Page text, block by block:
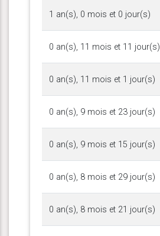
1 an(s), 0 mois et 0 jour(s)
0 an(s), 11 mois et 11 jour(s)
0 an(s), 11 mois et 1 jour(s)
0 an(s), 9 mois et 23 jour(s)
0 an(s), 9 mois et 15 jour(s)
0 an(s), 8 mois et 29 jour(s)
0 an(s), 8 mois et 21 jour(s)